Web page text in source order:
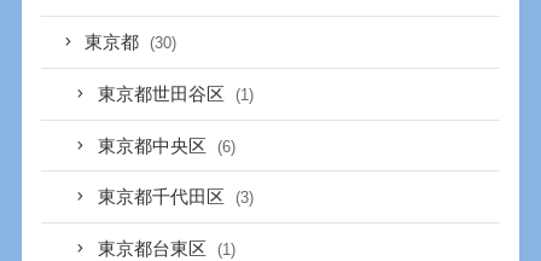
東京都 (30)
東京都世田谷区 (1)
東京都中央区 (6)
東京都千代田区 (3)
東京都台東区 (1)